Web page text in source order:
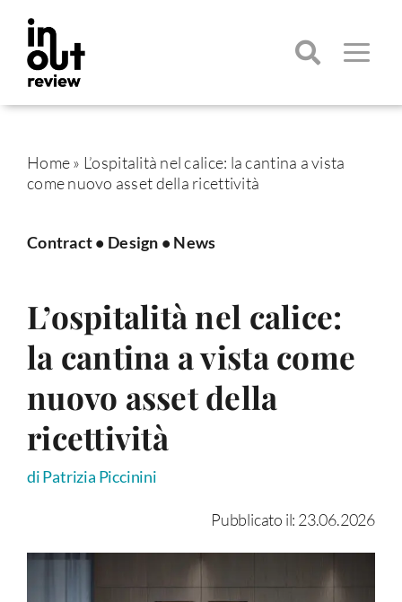
contenuto
Toggle
per:
Home» L’ospitalità nel calice: la cantina a vista
come nuovo asset della ricettività
Contract• Design • News
L’ospitalità nel calice:
la cantina a vista come
nuovo asset della
ricettività
di Patrizia Piccinini
Pubblicato il: 23.06.2026